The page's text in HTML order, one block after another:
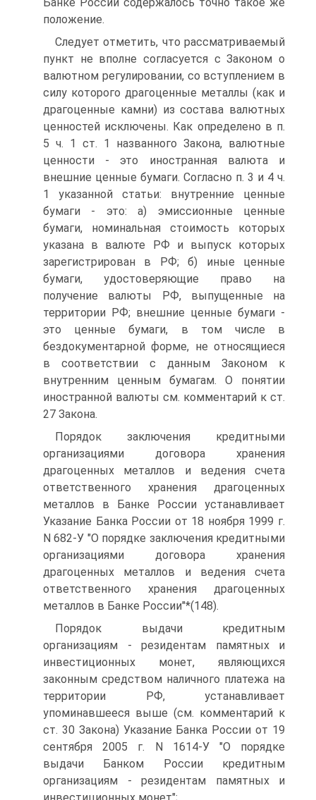
положение.
Следует отметить, что рассматриваемый
пункт не вполне согласуется с Законом о
валютном регулировании, со вступлением в
силу которого драгоценные металлы (как и
драгоценные камни) из состава валютных
ценностей исключены. Как определено в п.
5 ч. 1 ст. 1 названного Закона, валютные
ценности - это иностранная валюта и
внешние ценные бумаги. Согласно п. 3 и 4 ч.
1 указанной статьи: внутренние ценные
бумаги - это: а) эмиссионные ценные
бумаги, номинальная стоимость которых
указана в валюте РФ и выпуск которых
зарегистрирован в РФ; б) иные ценные
бумаги, удостоверяющие право на
получение валюты РФ, выпущенные на
территории РФ; внешние ценные бумаги -
это ценные бумаги, в том числе в
бездокументарной форме, не относящиеся
в соответствии с данным Законом к
внутренним ценным бумагам. О понятии
иностранной валюты см. комментарий к ст.
27 Закона.
Порядок заключения кредитными
организациями договора хранения
драгоценных металлов и ведения счета
ответственного хранения драгоценных
металлов в Банке России устанавливает
Указание Банка России от 18 ноября 1999 г.
N 682-У "О порядке заключения кредитными
организациями договора хранения
драгоценных металлов и ведения счета
ответственного хранения драгоценных
металлов в Банке России"*(148).
Порядок выдачи кредитным
организациям - резидентам памятных и
инвестиционных монет, являющихся
законным средством наличного платежа на
территории РФ, устанавливает
упоминавшееся выше (см. комментарий к
ст. 30 Закона) Указание Банка России от 19
сентября 2005 г. N 1614-У "О порядке
выдачи Банком России кредитным
организациям - резидентам памятных и